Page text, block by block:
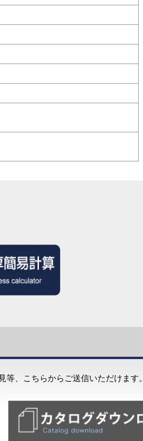
、こちらからご送信いただけます。